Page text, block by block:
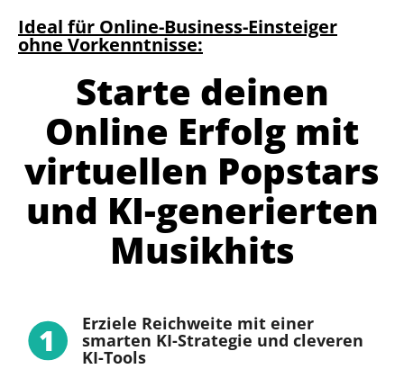
Ideal für Online-Business-Einsteiger
ohne Vorkenntnisse:
Starte deinen
Online Erfolg mit
virtuellen Popstars
und KI-generierten
Musikhits
1 Erziele Reichweite mit einer
smarten KI-Strategie und cleveren
KI-Tools